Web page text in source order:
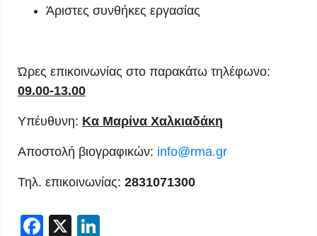
Άριστες συνθήκες εργασίας
Ώρες επικοινωνίας στο παρακάτω τηλέφωνο:
09.00-13.00
Υπέυθυνη: Κα Μαρίνα Χαλκιαδάκη
Αποστολή βιογραφικών: info@rma.gr
Τηλ. επικοινωνίας: 2831071300
Facebook
X